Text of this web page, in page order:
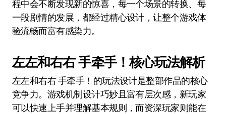
程中会不断发现新的惊喜，每一个场景的转换、每
一段剧情的发展，都经过精心设计，让整个游戏体
验流畅而富有感染力。
左左和右右 手牵手！核心玩法解析
左左和右右 手牵手！的玩法设计是整部作品的核心
竞争力。游戏机制设计巧妙且富有层次感，新玩家
可以快速上手并理解基本规则，而资深玩家则能在